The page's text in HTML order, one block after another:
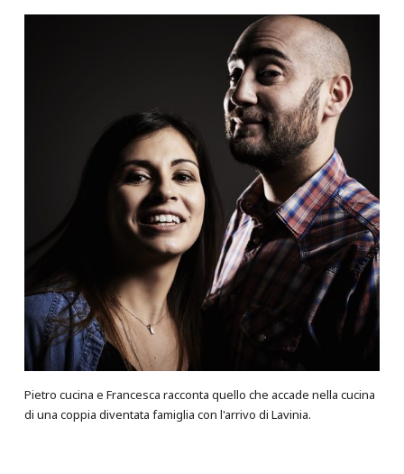
Pietro cucina e Francesca racconta quello che accade nella cucina
di una coppia diventata famiglia con l'arrivo di Lavinia.